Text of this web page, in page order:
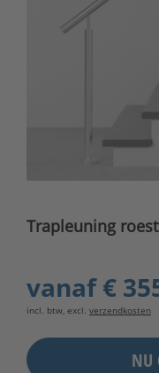
Trapleuning
vanaf€
incl. btw, excl. verzendkosten
NU